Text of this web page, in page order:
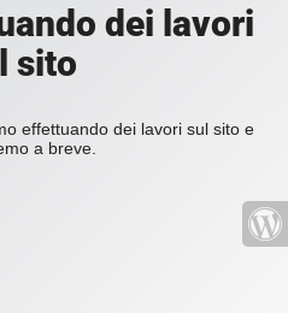
dei lavori
sito
effettuando dei lavori sul sito e
a breve.